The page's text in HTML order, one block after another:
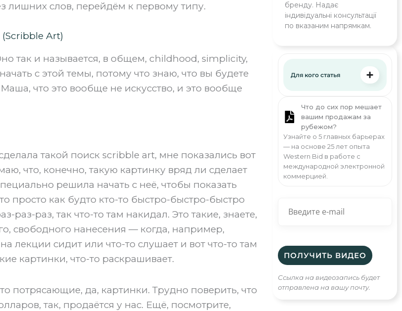
лишних слов, перейдём к первому типу.
(Scribble Art)
так и называется, в общем, childhood, simplicity,
с этой темы, потому что знаю, что вы будете
что это вообще не искусство, и это вообще
такой поиск scribble art, мне показались вот
что, конечно, такую картинку вряд ли сделает
решила начать с неё, чтобы показать
просто как будто кто-то быстро-быстро-быстро
раз-раз, так что-то там накидал. Это такие, знаете,
свободного нанесения — когда, например,
лекции сидит или что-то слушает и вот что-то там
картинки, что-то раскрашивает.
потрясающие, да, картинки. Трудно поверить, что
так, продаётся у нас. Ещё, посмотрите,
бренду. Надає
індивідуальні консультації
по вказаним напрямкам.
Для кого статья
Что до сих пор мешает
вашим продажам за
рубежом?
Узнайте о 5 главных барьерах
— на основе 25 лет опыта
Western Bid в работе с
международной электронной
коммерцией.
Ссылка на видеозапись будет
отправлена на вашу почту.